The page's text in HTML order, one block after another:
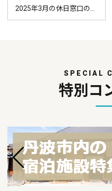
SPECIAL
特別コ